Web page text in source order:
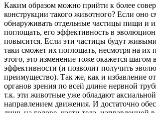
Каким образом можно прийти к более
конструкции такого животного? Если оно
обнаруживать отдельные частицы пищи и
поглощать, его эффективность в
повысится. Если эти частицы будут
таки сможет их поглощать, несмотря на их
этого, это изменение тоже окажется шагом
эффективности (и позволит получить
преимущество). Так же, как и избавление
органов зрения по всей длине нервной
т.к. эти животные уже обладают
направлением движения. И достаточно